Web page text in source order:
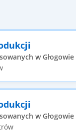
w Głogowie
w Głogowie